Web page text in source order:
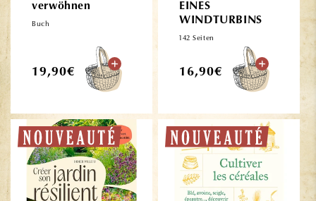
verwöhnen
Buch
Normaler
19,90€
EINES
WINDTURBINS
142 Seiten
Normaler
16,90€